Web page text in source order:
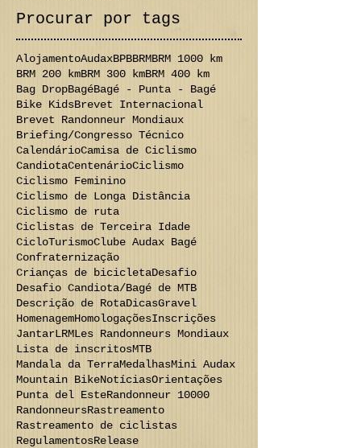
Procurar por tags
AlojamentoAudaxBPBBRMBRM 1000 km
BRM 200 kmBRM 300 kmBRM 400 km
Bag DropBagéBagé - Punta - Bagé
Bike KidsBrevet Internacional
Brevet Randonneur Mondiaux
Briefing/Congresso Técnico
CalendárioCamisa de Ciclismo
CandiotaCentenárioCiclismo
Ciclismo Feminino
Ciclismo de Longa Distância
Ciclismo de ruta
Ciclistas de Terceira Idade
CicloTurismoClube Audax Bagé
Confraternização
Crianças de bicicletaDesafio
Desafio Candiota/Bagé de MTB
Descrição de RotaDicasGravel
HomenagemHomologaçõesInscrições
JantarLRMLes Randonneurs Mondiaux
Lista de inscritosMTB
Mandala da TerraMedalhasMini Audax
Mountain BikeNotíciasOrientações
Punta del EsteRandonneur 10000
RandonneursRastreamento
Rastreamento de ciclistas
RegulamentosRelease